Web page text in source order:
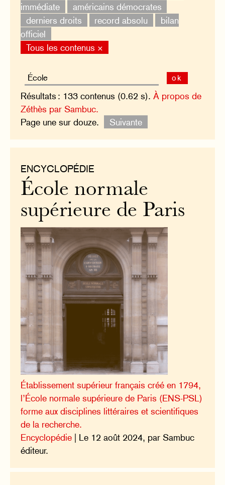
immédiate
américains démocrates
derniers droits
record absolu
bilan
officiel
Tous les contenus ×
ok
Résultats : 133 contenus (0.62 s).À propos de
Zéthès par Sambuc.
Page une sur douze.
Suivante
ENCYCLOPÉDIE
École normale
supérieure de Paris
Établissement supérieur français créé en 1794,
l’École normale supérieure de Paris (ENS-PSL)
forme aux disciplines littéraires et scientifiques
de la recherche.
Encyclopédie | Le 12 août 2024, par Sambuc
éditeur.